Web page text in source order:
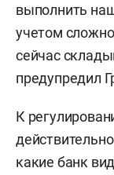
выполнить
учетом
сейчас
предупредил
К
какие банк